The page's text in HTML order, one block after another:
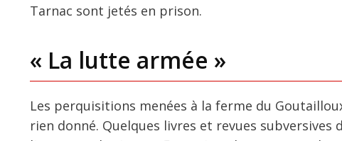
Tarnac sont jetés en prison.
« La lutte armée »
Les perquisitions menées à la ferme du
rien donné. Quelques livres et revues